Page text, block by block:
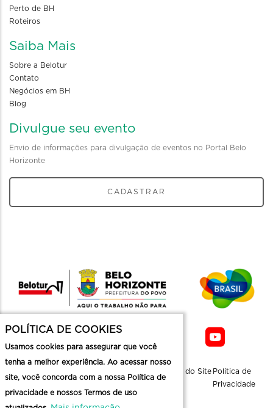
Perto de BH
Roteiros
Saiba Mais
Sobre a Belotur
Contato
Negócios em BH
Blog
Divulgue seu evento
Envio de informações para divulgação de eventos no Portal Belo
Horizonte
CADASTRAR
Mapa do Site Politica de
Privacidade
POLÍTICA DE COOKIES
Usamos cookies para assegurar que você
tenha a melhor experiência. Ao acessar nosso
site, você concorda com a nossa Política de
privacidade e nossos Termos de uso